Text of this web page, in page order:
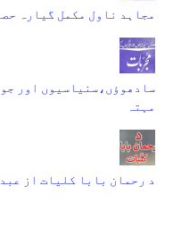
مجاہد ناول مکمل گیارہ
سادھوؤں،سنیاسیوں اور
مہتہ
د رحمان بابا کلیات از